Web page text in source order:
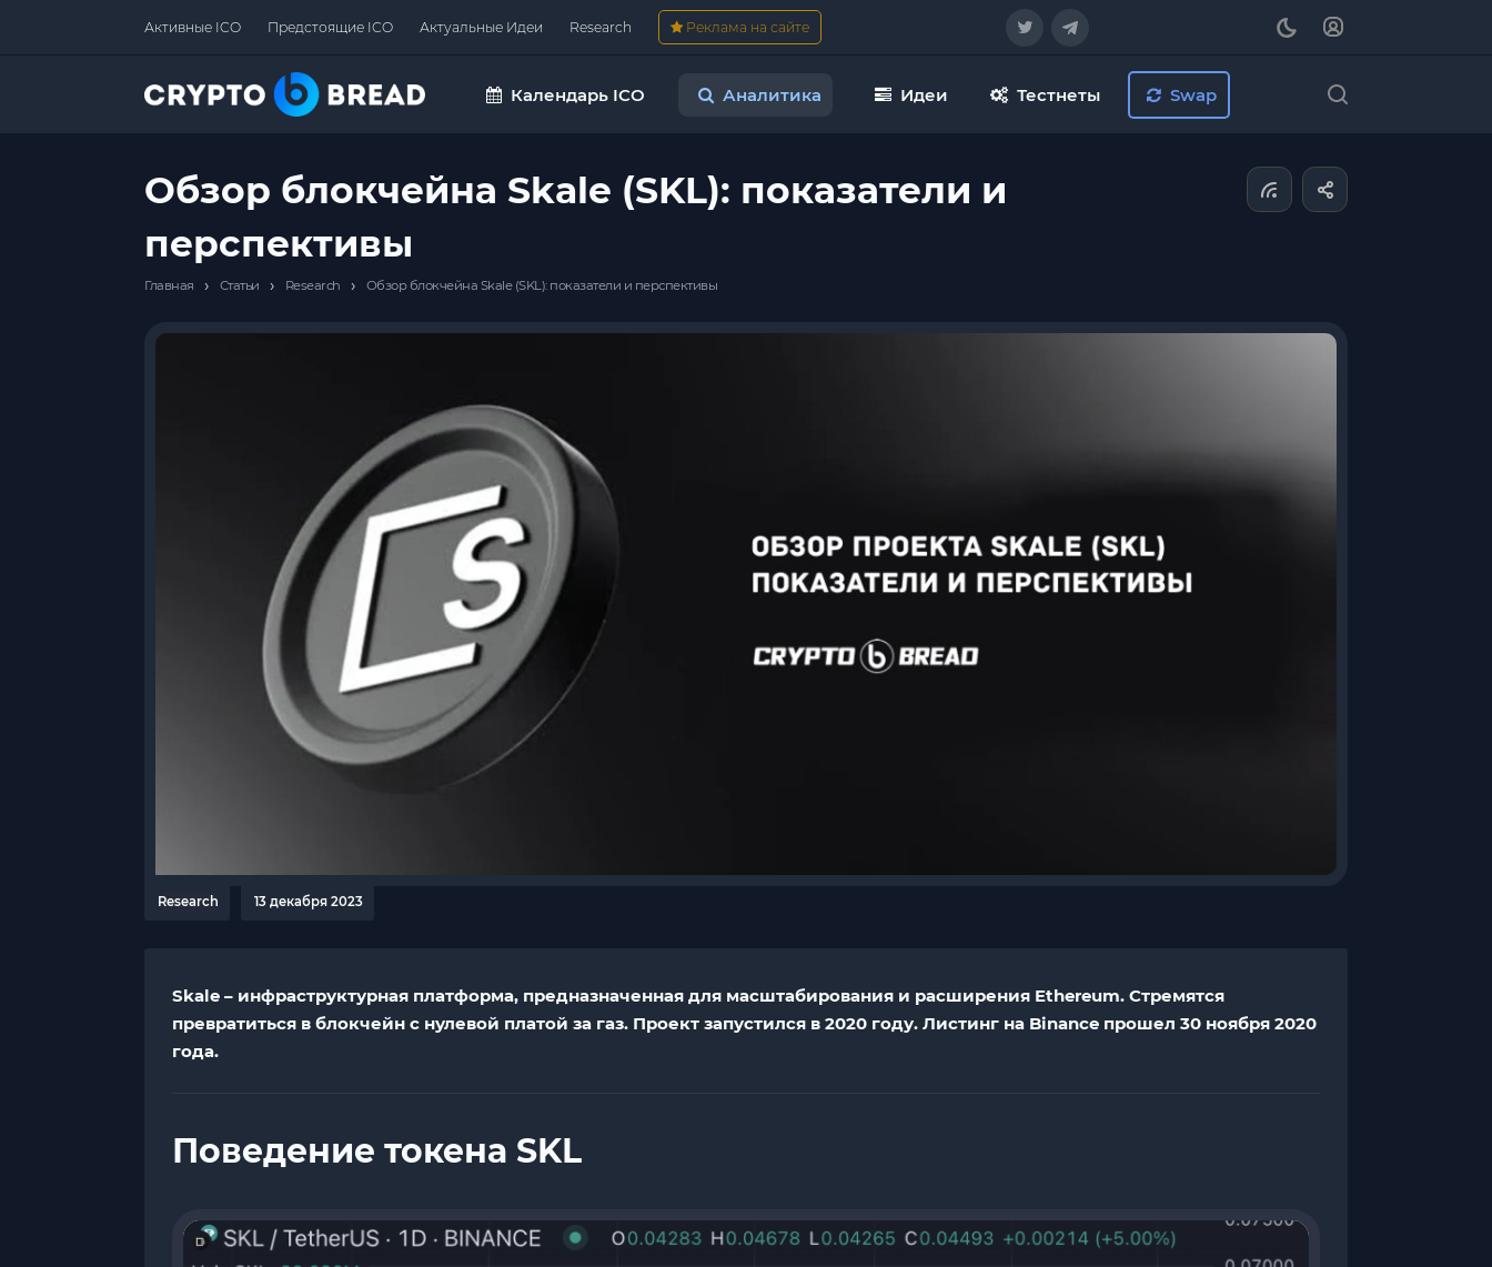
Активные ICO Предстоящие ICO Актуальные Идеи Research Реклама на сайте
Календарь ICO Аналитика Идеи Тестнеты Swap
Обзор блокчейна Skale (SKL): показатели и
перспективы
Главная › Статьи › Research › Обзор блокчейна Skale (SKL): показатели и перспективы
Research 13 декабря 2023
Skale – инфраструктурная платформа, предназначенная для масштабирования и расширения Ethereum. Стремятся
превратиться в блокчейн с нулевой платой за газ. Проект запустился в 2020 году. Листинг на Binance прошел 30 ноября 2020
года.
Поведение токена SKL